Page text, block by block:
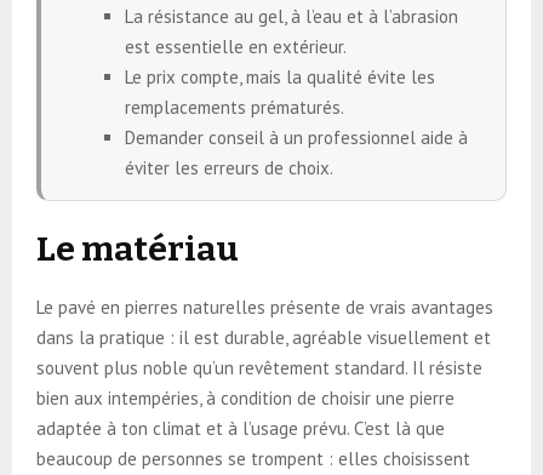
La résistance au gel, à l’eau et à l’abrasion
est essentielle en extérieur.
Le prix compte, mais la qualité évite les
remplacements prématurés.
Demander conseil à un professionnel aide à
éviter les erreurs de choix.
Le matériau
Le pavé en pierres naturelles présente de vrais avantages
dans la pratique : il est durable, agréable visuellement et
souvent plus noble qu’un revêtement standard. Il résiste
bien aux intempéries, à condition de choisir une pierre
adaptée à ton climat et à l’usage prévu. C’est là que
beaucoup de personnes se trompent : elles choisissent